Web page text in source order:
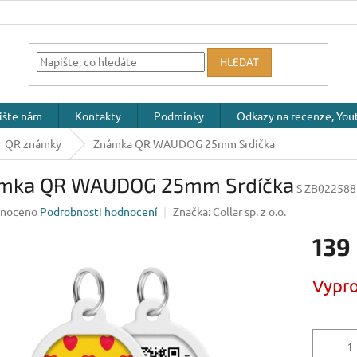
HLEDAT
nám Kontakty Podmínky Odkazy na recenze,
QR známky Známka QR WAUDOG 25mm Srdíčka
QR WAUDOG 25mm Srdíčka S ZB022588
Podrobnosti hodnocení Značka: Collar sp. z o.o.
139
cena: